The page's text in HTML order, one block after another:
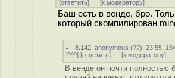
[ответить] [к модератору]
Баш есть в венде, бро.
который скомпилирован
8.142 ,anonymous (??), 23:55,
[^^^] [ответить] [к модератору]
В венде он почти полностью